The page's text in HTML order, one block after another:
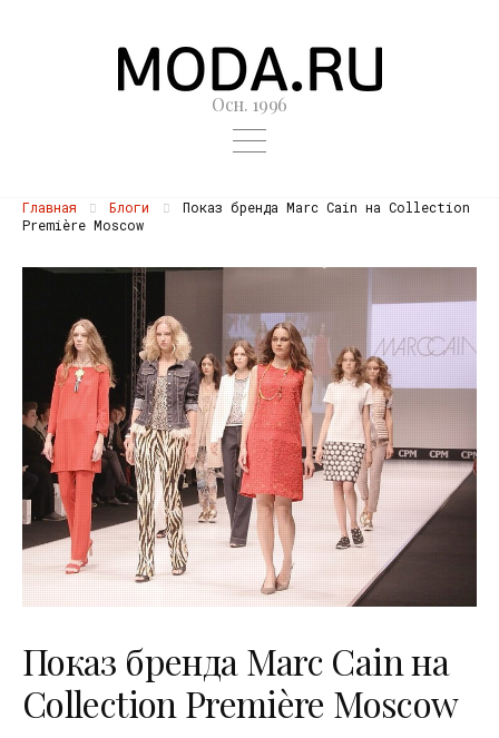
Осн. 1996
Главная Блоги
Показ бренда Marc Cain на Collection
Première Moscow
Показ бренда Marc Cain на
Collection Première Moscow